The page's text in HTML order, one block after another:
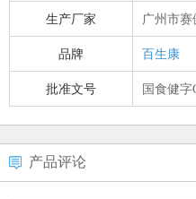
生产厂家 广州市
品牌 百生康
批准文号 国食健字
产品评论